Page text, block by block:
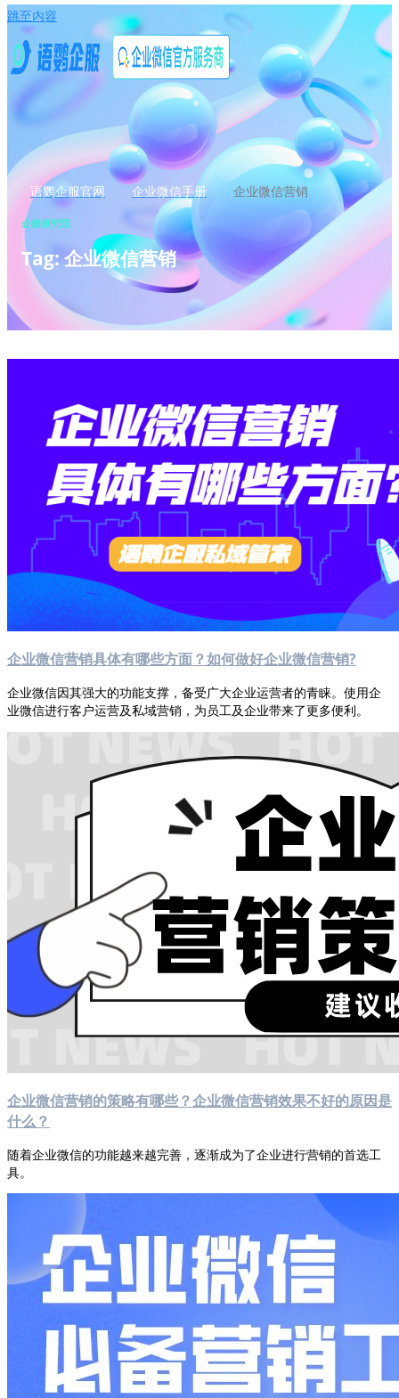
跳至内容
语鹦企服官网 企业微信手册 企业微信营销
企微研究院
Tag: 企业微信营销
企业微信营销具体有哪些方面？如何做好企业微信营销?
企业微信因其强大的功能支撑，备受广大企业运营者的青睐。使用企
业微信进行客户运营及私域营销，为员工及企业带来了更多便利。
企业微信营销的策略有哪些？企业微信营销效果不好的原因是
什么？
随着企业微信的功能越来越完善，逐渐成为了企业进行营销的首选工
具。